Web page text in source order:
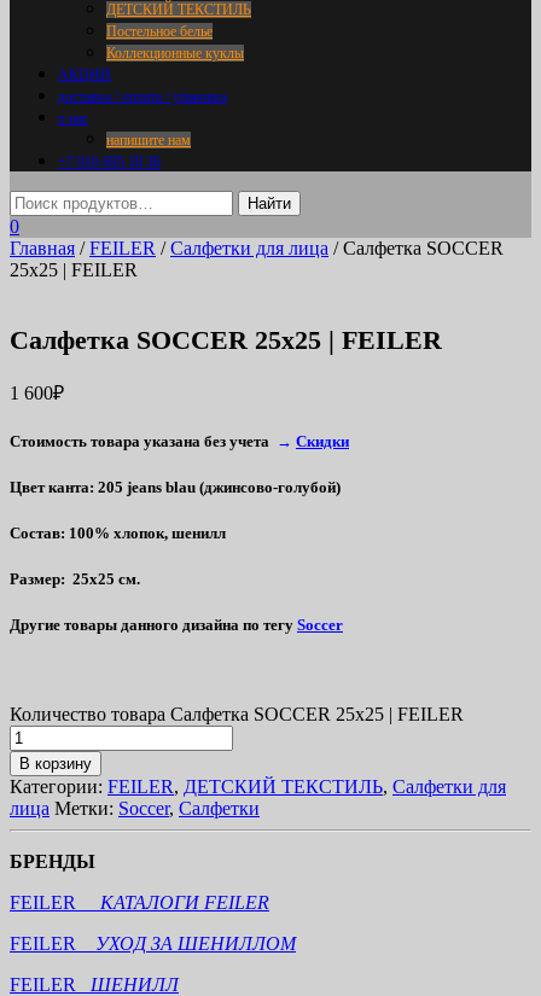
ДЕТСКИЙ ТЕКСТИЛЬ
Постельное белье
Коллекционные куклы
АКЦИИ
доставка / оплата / упаковка
о нас
напишите нам
+7 916 695 18 36
0
Главная /FEILER /Салфетки для лица / Салфетка SOCCER
25х25 | FEILER
Салфетка SOCCER 25х25 | FEILER
1 600₽
Стоимость товара указана без учета → Скидки
Цвет канта: 205 jeans blau (джинсово-голубой)
Состав: 100% хлопок, шенилл
Размер: 25х25 см.
Другие товары данного дизайна по тегу Soccer
Количество товара Салфетка SOCCER 25х25 | FEILER
В корзину
Категории: FEILER, ДЕТСКИЙ ТЕКСТИЛЬ, Салфетки для
лица Метки: Soccer, Салфетки
БРЕНДЫ
FEILER КАТАЛОГИ FEILER
FEILER
УХОД ЗА ШЕНИЛЛОМ
FEILER ШЕНИЛЛ